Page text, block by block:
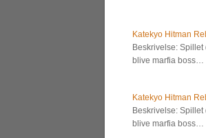
Katekyo Hitman
Beskrivelse:
blive marfia boss…
Katekyo Hitman
Beskrivelse:
blive marfia boss…